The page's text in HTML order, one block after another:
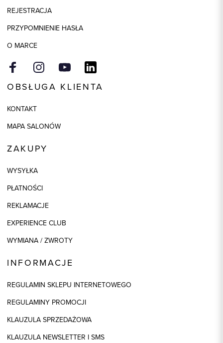
REJESTRACJA
PRZYPOMNIENIE HASŁA
O MARCE
OBSŁUGA KLIENTA
KONTAKT
MAPA SALONÓW
ZAKUPY
WYSYŁKA
PŁATNOŚCI
REKLAMACJE
EXPERIENCE CLUB
WYMIANA / ZWROTY
INFORMACJE
REGULAMIN SKLEPU INTERNETOWEGO
REGULAMINY PROMOCJI
KLAUZULA SPRZEDAŻOWA
KLAUZULA NEWSLETTER I SMS